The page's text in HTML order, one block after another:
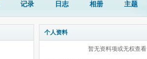
记录 日志 相册 主题
个人资料
暂无资料项或无权查看